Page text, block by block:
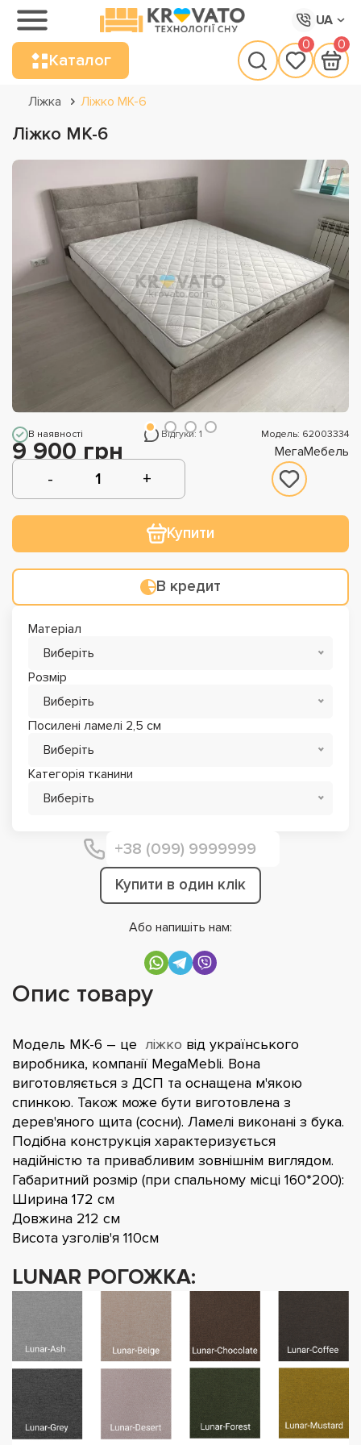
UA
Каталог
0 0
Ліжка Ліжко МК-6
Ліжко МК-6
В наявності Відгуки: 1 Модель: 62003334
9 900 грн МегаМебель
Купити
В кредит
Матеріал
Виберіть
Розмір
Виберіть
Посилені ламелі 2,5 см
Виберіть
Категорія тканини
Виберіть
Купити в один клік
Або напишіть нам:
Опис товару
Модель МК-6 – це ліжко від українського
виробника, компанії MegaMebli. Вона
виготовляється з ДСП та оснащена м'якою
спинкою. Також може бути виготовлена з
дерев'яного щита (сосни). Ламелі виконані з бука.
Подібна конструкція характеризується
надійністю та привабливим зовнішнім виглядом.
Габаритний розмір (при спальному місці 160*200):
Ширина 172 см
Довжина 212 см
Висота узголів'я 110см
LUNAR РОГОЖКА: